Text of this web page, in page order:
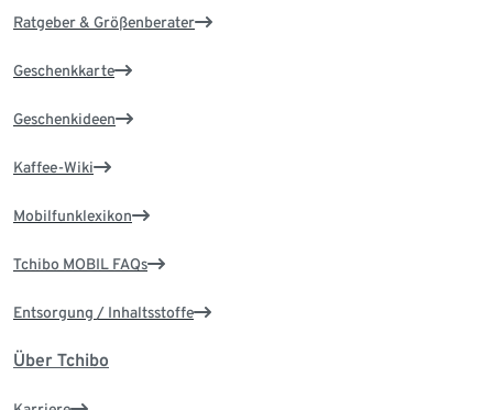
Ratgeber & Größenberater
Geschenkkarte
Geschenkideen
Kaffee-Wiki
Mobilfunklexikon
Tchibo MOBIL FAQs
Entsorgung / Inhaltsstoffe
Über Tchibo